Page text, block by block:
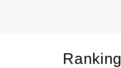
Ranking